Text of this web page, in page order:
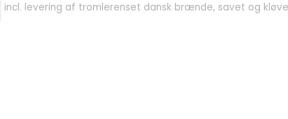
incl. levering af tromlerenset dansk brænde, savet og